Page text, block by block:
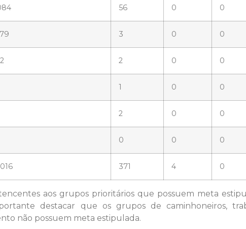
56 0 0
3 0 0
2 0 0
1 0 0
2 0 0
0 0 0
371 4 0
aos grupos prioritários que possuem meta
destacar que os grupos de caminhoneiros,
não possuem meta estipulada.